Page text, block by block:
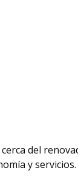
del
y servicios.